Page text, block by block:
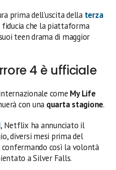
prima dell’uscita della terza
fiducia che la piattaforma
teen drama di maggior
4 è ufficiale
come My Life
con una quarta stagione.
, Netflix ha annunciato il
diversi mesi prima del
così la volontà
a Silver Falls.